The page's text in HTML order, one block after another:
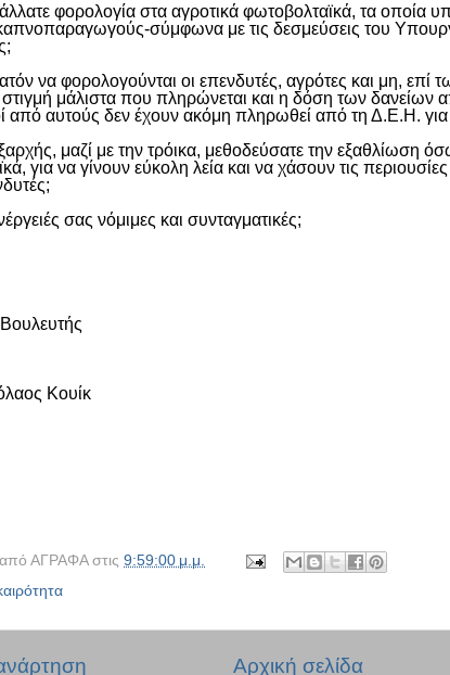
φορολογία στα αγροτικά φωτοβολταϊκά, τα οποία
σύμφωνα με τις δεσμεύσεις του
να φορολογούνται οι επενδυτές, αγρότες και μη,
μάλιστα που πληρώνεται και η δόση των δανείων
από αυτούς δεν έχουν ακόμη πληρωθεί από τη Δ.Ε.Η.
μαζί με την τρόικα, μεθοδεύσατε την εξαθλίωση
για να γίνουν εύκολη λεία και να χάσουν τις
σας νόμιμες και συνταγματικές;
Κουίκ
ΑΓΡΑΦΑ στις 9:59:00 μ.μ.
Αρχική σελίδα